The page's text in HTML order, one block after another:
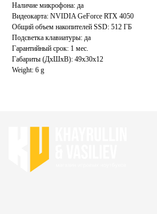
Наличие микрофона: да
Видеокарта: NVIDIA GeForce RTX 4050
Общий объем накопителей SSD: 512 ГБ
Подсветка клавиатуры: да
Гарантийный срок: 1 мес.
Габариты (ДхШхВ): 49x30x12
Weight: 6 g
Политика конфиденциальности
Согласие на обработку персональных данных
ИП Хайруллин Ильдар Тагирович
ОГРНИП 324774600152309
Контакты